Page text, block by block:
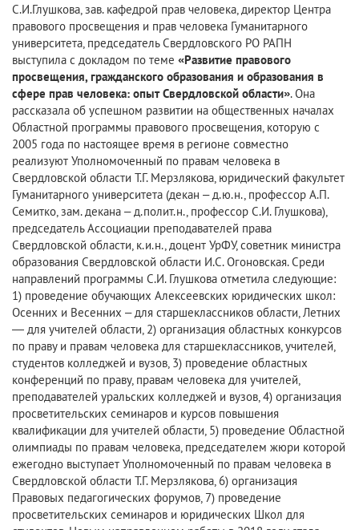
С.И.Глушкова, зав. кафедрой прав человека, директор Центра
правового просвещения и прав человека Гуманитарного
университета, председатель Свердловского РО РАПН
выступила с докладом по теме «Развитие правового
просвещения, гражданского образования и образования в
сфере прав человека: опыт Свердловской области». Она
рассказала об успешном развитии на общественных началах
Областной программы правового просвещения, которую с
2005 года по настоящее время в регионе совместно
реализуют Уполномоченный по правам человека в
Свердловской области Т.Г. Мерзлякова, юридический факультет
Гуманитарного университета (декан – д.ю.н., профессор А.П.
Семитко, зам. декана – д.полит.н., профессор С.И. Глушкова),
председатель Ассоциации преподавателей права
Свердловской области, к.и.н., доцент УрФУ, советник министра
образования Свердловской области И.С. Огоновская. Среди
направлений программы С.И. Глушкова отметила следующие:
1) проведение обучающих Алексеевских юридических школ:
Осенних и Весенних – для старшеклассников области, Летних
— для учителей области, 2) организация областных конкурсов
по праву и правам человека для старшеклассников, учителей,
студентов колледжей и вузов, 3) проведение областных
конференций по праву, правам человека для учителей,
преподавателей уральских колледжей и вузов, 4) организация
просветительских семинаров и курсов повышения
квалификации для учителей области, 5) проведение Областной
олимпиады по правам человека, председателем жюри которой
ежегодно выступает Уполномоченный по правам человека в
Свердловской области Т.Г. Мерзлякова, 6) организация
Правовых педагогических форумов, 7) проведение
просветительских семинаров и юридических Школ для